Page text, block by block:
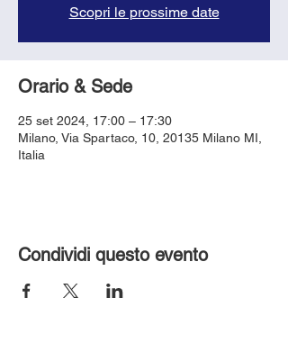
Scopri le prossime date
Orario & Sede
25 set 2024, 17:00 – 17:30
Milano, Via Spartaco, 10, 20135 Milano MI,
Italia
Condividi questo evento